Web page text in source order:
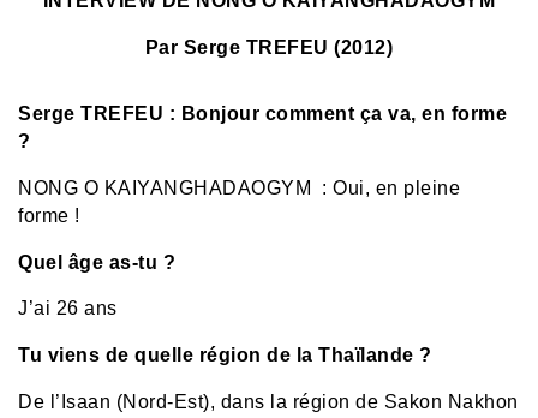
Par Serge TREFEU (2012)
Serge TREFEU : Bonjour comment ça va, en forme
?
NONG O KAIYANGHADAOGYM : Oui, en pleine
forme !
Quel âge as-tu ?
J’ai 26 ans
Tu viens de quelle région de la Thaïlande ?
De l’Isaan (Nord-Est), dans la région de Sakon Nakhon